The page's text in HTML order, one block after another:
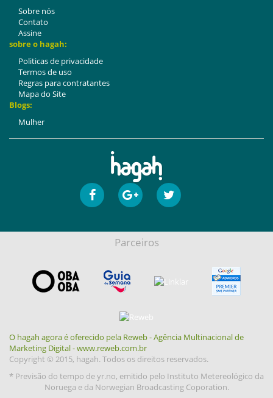
Sobre nós
Contato
Assine
sobre o hagah:
Politicas de privacidade
Termos de uso
Regras para contratantes
Mapa do Site
Blogs:
Mulher
Parceiros
O hagah agora é oferecido pela Reweb - Agência Multinacional de
Marketing Digital - www.reweb.com.br
Copyright © 2015, hagah. Todos os direitos reservados.
* Previsão do tempo de yr.no, emitido pelo Instituto Metereológico da
Noruega e da Norwegian Broadcasting Coporation.